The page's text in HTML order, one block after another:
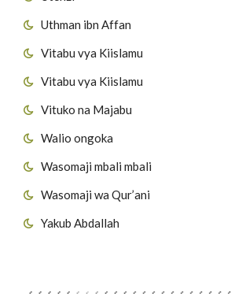
Uthman ibn Affan
Vitabu vya Kiislamu
Vitabu vya Kiislamu
Vituko na Majabu
Walio ongoka
Wasomaji mbali mbali
Wasomaji wa Qur’ani
Yakub Abdallah